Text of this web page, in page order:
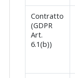
Contratto
(GDPR
Art.
6.1(b))